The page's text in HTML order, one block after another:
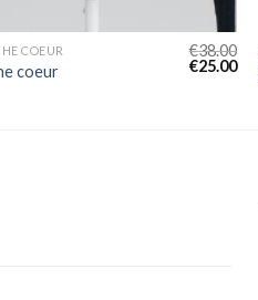
COEUR
coeur
€38.00
€25.00